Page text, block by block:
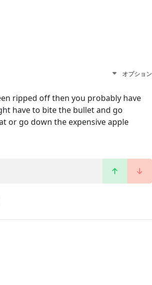
オプション
ripped off then you probably have
have to bite the bullet and go
or go down the expensive apple